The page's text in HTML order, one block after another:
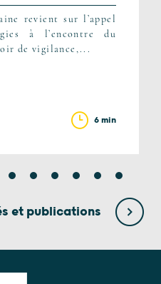
revient sur l’appel
à l’encontre du
de vigilance,...
6 min
et publications